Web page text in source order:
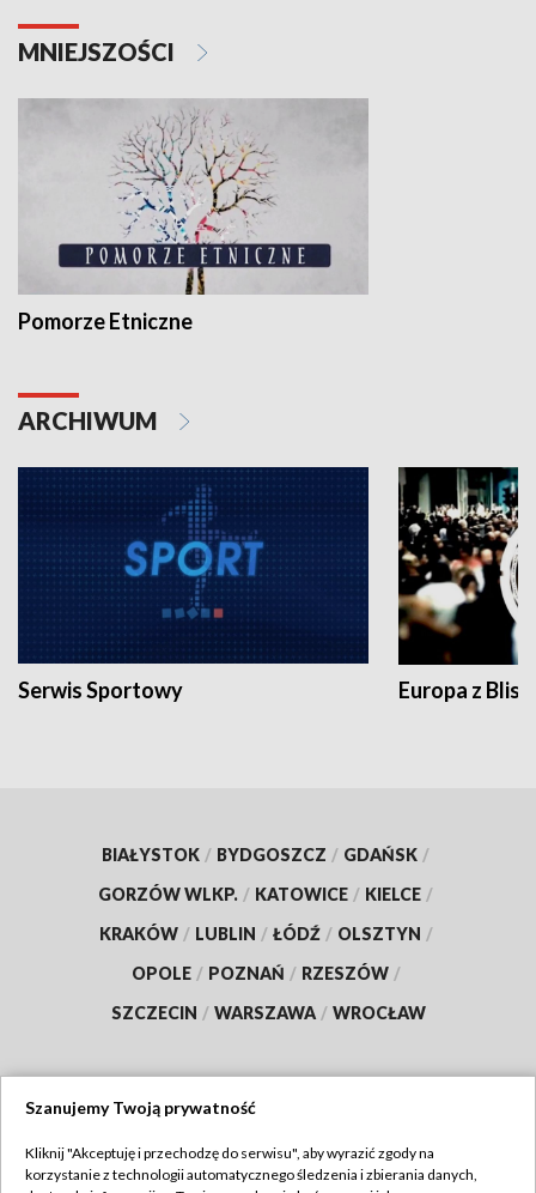
MNIEJSZOŚCI
Pomorze Etniczne
ARCHIWUM
Serwis Sportowy Europa z
BIAŁYSTOK / BYDGOSZCZ / GDAŃSK /
GORZÓW WLKP. / KATOWICE / KIELCE /
KRAKÓW / LUBLIN / ŁÓDŹ / OLSZTYN /
OPOLE / POZNAŃ / RZESZÓW /
SZCZECIN / WARSZAWA / WROCŁAW
TVP
Szanujemy Twoją prywatność
Kliknij "Akceptuję i przechodzę do serwisu", aby wyrazić zgody na
korzystanie z technologii automatycznego śledzenia i zbierania danych,